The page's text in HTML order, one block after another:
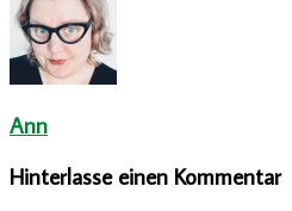
Ann
Hinterlasse einen Kommentar